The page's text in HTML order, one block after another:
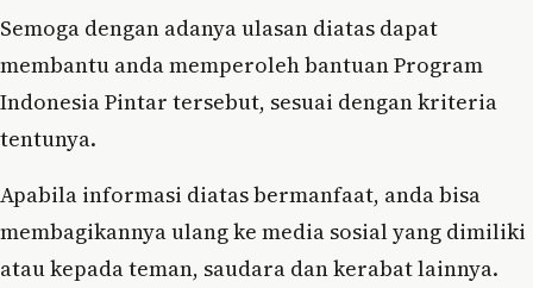
Semoga dengan adanya ulasan diatas dapat
membantu anda memperoleh bantuan Program
Indonesia Pintar tersebut, sesuai dengan kriteria
tentunya.
Apabila informasi diatas bermanfaat, anda bisa
membagikannya ulang ke media sosial yang dimiliki
atau kepada teman, saudara dan kerabat lainnya.